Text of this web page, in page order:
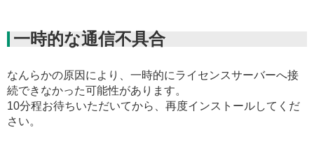
一時的な通信不具合
なんらかの原因により、一時的にライセンスサーバーへ接
続できなかった可能性があります。
10分程お待ちいただいてから、再度インストールしてくだ
さい。